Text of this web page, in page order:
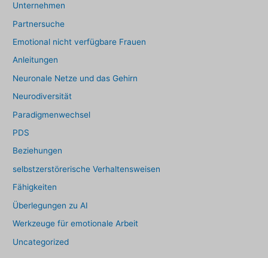
Unternehmen
Partnersuche
Emotional nicht verfügbare Frauen
Anleitungen
Neuronale Netze und das Gehirn
Neurodiversität
Paradigmenwechsel
PDS
Beziehungen
selbstzerstörerische Verhaltensweisen
Fähigkeiten
Überlegungen zu AI
Werkzeuge für emotionale Arbeit
Uncategorized